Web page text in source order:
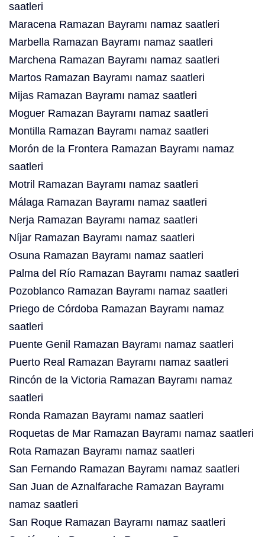
saatleri
Maracena Ramazan Bayramı namaz saatleri
Marbella Ramazan Bayramı namaz saatleri
Marchena Ramazan Bayramı namaz saatleri
Martos Ramazan Bayramı namaz saatleri
Mijas Ramazan Bayramı namaz saatleri
Moguer Ramazan Bayramı namaz saatleri
Montilla Ramazan Bayramı namaz saatleri
Morón de la Frontera Ramazan Bayramı namaz
saatleri
Motril Ramazan Bayramı namaz saatleri
Málaga Ramazan Bayramı namaz saatleri
Nerja Ramazan Bayramı namaz saatleri
Níjar Ramazan Bayramı namaz saatleri
Osuna Ramazan Bayramı namaz saatleri
Palma del Río Ramazan Bayramı namaz saatleri
Pozoblanco Ramazan Bayramı namaz saatleri
Priego de Córdoba Ramazan Bayramı namaz
saatleri
Puente Genil Ramazan Bayramı namaz saatleri
Puerto Real Ramazan Bayramı namaz saatleri
Rincón de la Victoria Ramazan Bayramı namaz
saatleri
Ronda Ramazan Bayramı namaz saatleri
Roquetas de Mar Ramazan Bayramı namaz saatleri
Rota Ramazan Bayramı namaz saatleri
San Fernando Ramazan Bayramı namaz saatleri
San Juan de Aznalfarache Ramazan Bayramı
namaz saatleri
San Roque Ramazan Bayramı namaz saatleri